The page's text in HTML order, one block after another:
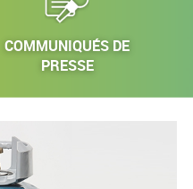
COMMUNIQUÉS DE
PRESSE